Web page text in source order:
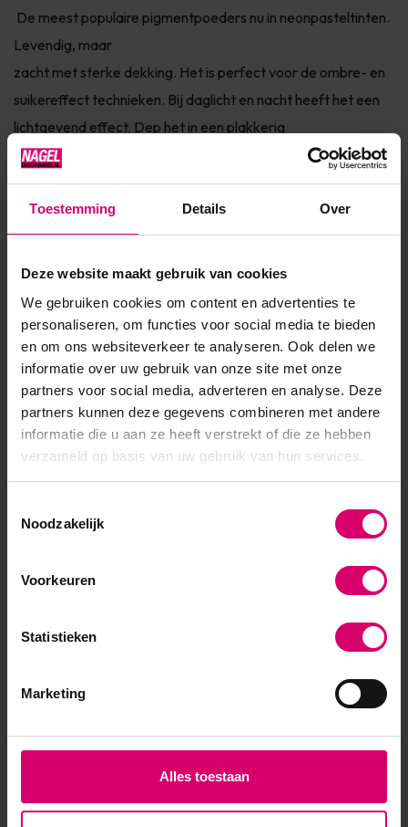
Toestemming Details Over
Deze website maakt gebruik van cookies
We gebruiken cookies om content en advertenties te
personaliseren, om functies voor social media te bieden
en om ons websiteverkeer te analyseren. Ook delen we
informatie over uw gebruik van onze site met onze
partners voor social media, adverteren en analyse. Deze
partners kunnen deze gegevens combineren met andere
informatie die u aan ze heeft verstrekt of die ze hebben
verzameld op basis van uw gebruik van hun services.
Noodzakelijk
Voorkeuren
Statistieken
Marketing
Alles toestaan
De meest populaire pigmentpoeders nu in neonpasteltinten.
Levendig, maar
zacht met sterke dekking. Het is perfect voor de ombre- en
suikereffect technieken. Bij daglicht en nacht heeft het een
lichtgevend effect. Dep het in een plakkerig
oppervlak, hangt af van wat voor soort decoraties u wilt
maken.
Artikelnummer 47597
SKU 600936
Eerder bekeken